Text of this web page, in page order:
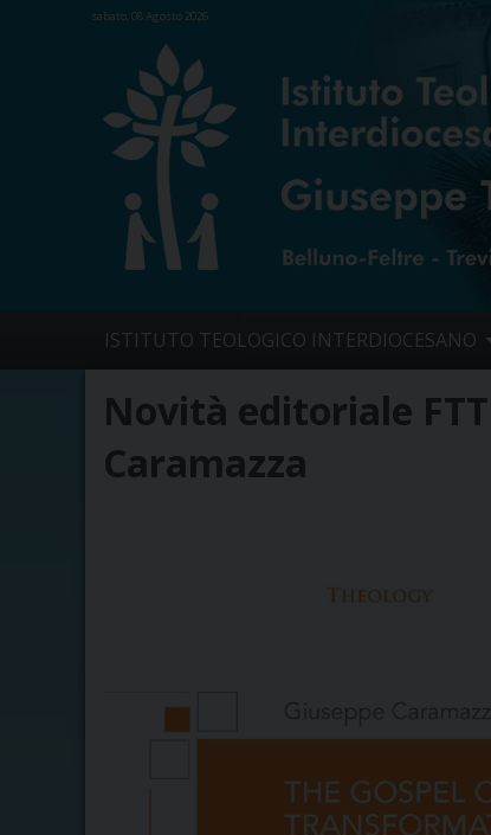
sabato, 08 Agosto 2026
ISTITUTO TEOLOGICO INTERDIOCESANO
Novità editoriale
Caramazza